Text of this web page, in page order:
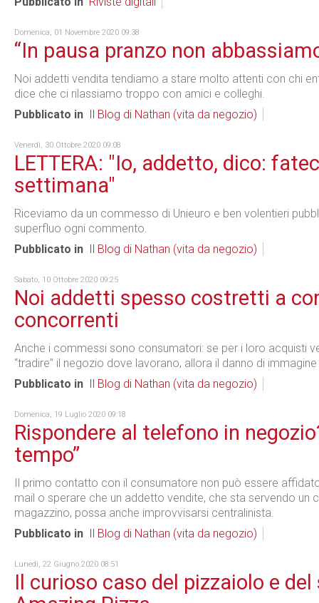
Domenica, 01 Novembre 2020 09:38
“In pausa pranzo non
Noi addetti vendita tendiamo a stare molto attenti con chi
dice che ci rilassiamo troppo con amici e colleghi.
Pubblicato in
Il Blog di Nathan (vita da negozio)
Venerdì, 30 Ottobre 2020 09:08
LETTERA: "Io, addetto, dico:
settimana"
Riceviamo da un commesso di Unieuro e ben volentieri
superfluo ogni commento.
Pubblicato in
Il Blog di Nathan (vita da negozio)
Sabato, 10 Ottobre 2020 09:25
Noi addetti spesso costretti a
concorrenti
Anche i commessi sono consumatori: se per i loro acquisti
“tradire” il negozio dove lavorano, allora il danno di
Pubblicato in
Il Blog di Nathan (vita da negozio)
Domenica, 19 Luglio 2020 09:18
Rispondere al telefono in
tempo”
Il primo contatto con il consumatore non può essere
mail o sperare che un addetto vendite, che sta servendo un
magazzino, possa anche improvvisarsi centralinista.
Pubblicato in
Il Blog di Nathan (vita da negozio)
Lunedì, 22 Giugno 2020 08:51
Il curioso caso del pizzaiolo e